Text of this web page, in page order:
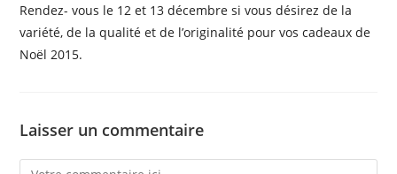
Rendez- vous le 12 et 13 décembre si vous désirez de la
variété, de la qualité et de l’originalité pour vos cadeaux de
Noël 2015.
Laisser un commentaire